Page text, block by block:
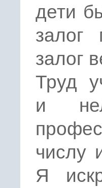
дети
залог
залог
Труд
и
числу
Я